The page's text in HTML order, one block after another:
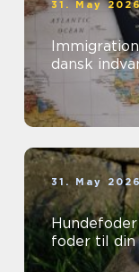
31. May
dansk
31. May 2026
Hundefoder sådan vælger du det
foder til din